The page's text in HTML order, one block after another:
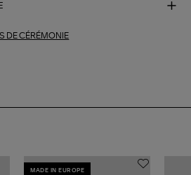
DE CÉRÉMONIE
MADE IN EUROPE